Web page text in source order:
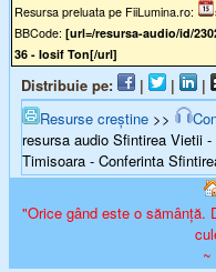
Resursa preluata pe FiiLumina.ro:
BBCode: [url=/resursa-audio/id/
36 - Iosif Ton[/url]
Distribuie pe: | | |
Resurse creștine >>
resursa audio Sfintirea Vietii
Timisoara - Conferinta
"Orice gând este o sămânță.
~